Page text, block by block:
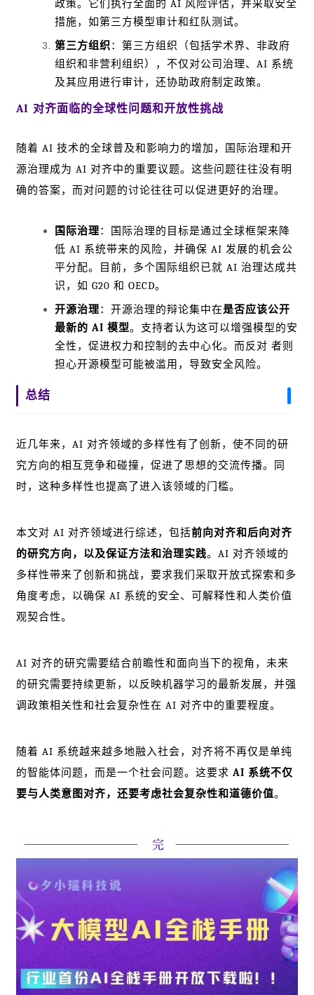
政策。它们执行全面的 AI 风险评估，并采取安全
措施，如第三方模型审计和红队测试。
第三方组织：第三方组织（包括学术界、非政府
组织和非营利组织），不仅对公司治理、AI 系统
及其应用进行审计，还协助政府制定政策。
AI 对齐面临的全球性问题和开放性挑战
随着 AI 技术的全球普及和影响力的增加，国际治理和开
源治理成为 AI 对齐中的重要议题。这些问题往往没有明
确的答案，而对问题的讨论往往可以促进更好的治理。
国际治理：国际治理的目标是通过全球框架来降
低 AI 系统带来的风险，并确保 AI 发展的机会公
平分配。目前，多个国际组织已就 AI 治理达成共
识，如 G20 和 OECD。
开源治理：开源治理的辩论集中在是否应该公开
最新的 AI 模型。支持者认为这可以增强模型的安
全性，促进权力和控制的去中心化。而反对 者则
担心开源模型可能被滥用，导致安全风险。
总结
近几年来，AI 对齐领域的多样性有了创新，使不同的研
究方向的相互竞争和碰撞，促进了思想的交流传播。同
时，这种多样性也提高了进入该领域的门槛。
本文对 AI 对齐领域进行综述，包括前向对齐和后向对齐
的研究方向，以及保证方法和治理实践。AI 对齐领域的
多样性带来了创新和挑战，要求我们采取开放式探索和多
角度考虑，以确保 AI 系统的安全、可解释性和人类价值
观契合性。
AI 对齐的研究需要结合前瞻性和面向当下的视角，未来
的研究需要持续更新，以反映机器学习的最新发展，并强
调政策相关性和社会复杂性在 AI 对齐中的重要程度。
随着 AI 系统越来越多地融入社会，对齐将不再仅是单纯
的智能体问题，而是一个社会问题。这要求 AI 系统不仅
要与人类意图对齐，还要考虑社会复杂性和道德价值。